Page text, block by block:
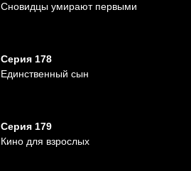
Сновидцы умирают первыми
Серия 178
Единственный сын
Серия 179
Кино для взрослых